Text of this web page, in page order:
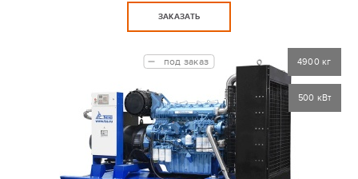
ЗАКАЗАТЬ
под заказ 4900 кг
500 кВт